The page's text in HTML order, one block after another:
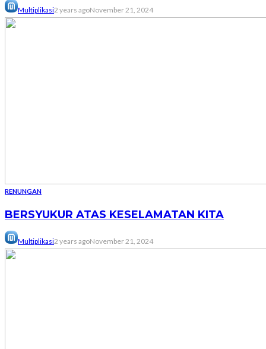
Multiplikasi2 years agoNovember 21, 2024
RENUNGAN
BERSYUKUR ATAS KESELAMATAN KITA
Multiplikasi2 years agoNovember 21, 2024